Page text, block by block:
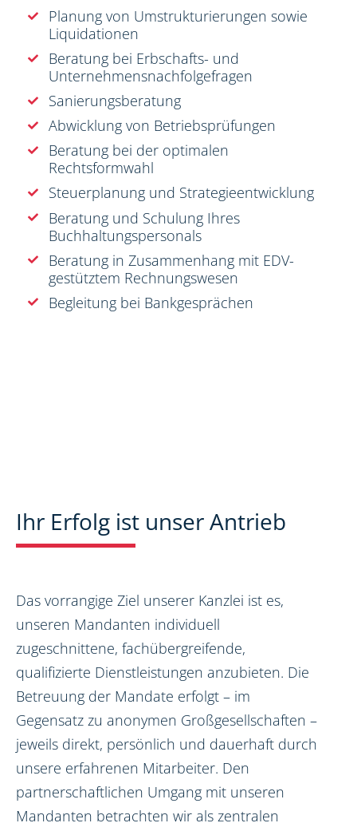
Planung von Umstrukturierungen sowie
Liquidationen
Beratung bei Erbschafts- und
Unternehmensnachfolgefragen
Sanierungsberatung
Abwicklung von Betriebsprüfungen
Beratung bei der optimalen
Rechtsformwahl
Steuerplanung und Strategieentwicklung
Beratung und Schulung Ihres
Buchhaltungspersonals
Beratung in Zusammenhang mit EDV-
gestütztem Rechnungswesen
Begleitung bei Bankgesprächen
Ihr Erfolg ist unser Antrieb
Das vorrangige Ziel unserer Kanzlei ist es,
unseren Mandanten individuell
zugeschnittene, fachübergreifende,
qualifizierte Dienstleistungen anzubieten. Die
Betreuung der Mandate erfolgt – im
Gegensatz zu anonymen Großgesellschaften –
jeweils direkt, persönlich und dauerhaft durch
unsere erfahrenen Mitarbeiter. Den
partnerschaftlichen Umgang mit unseren
Mandanten betrachten wir als zentralen